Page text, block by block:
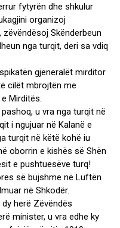
fytyrën dhe shkulur
organizoj
Skënderbeun
nga turqit, deri sa vdiq
gjeneralët mirditor
cilët mbrojtën me
Mirditës.
u vra nga turqit në
i ngujuar në Kalanë e
turqit në këtë kohë iu
oborrin e kishës së Shën
e pushtuesëve turq!
së bujshme në Luftën
në Shkodër.
dy herë Zëvëndës
minister, u vra edhe ky